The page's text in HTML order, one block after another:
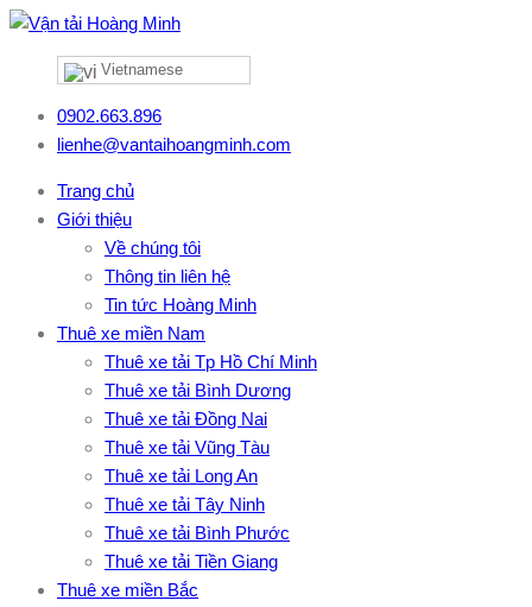
Vietnamese
0902.663.896
lienhe@vantaihoangminh.com
Trang chủ
Giới thiệu
Về chúng tôi
Thông tin liên hệ
Tin tức Hoàng Minh
Thuê xe miền Nam
Thuê xe tải Tp Hồ Chí Minh
Thuê xe tải Bình Dương
Thuê xe tải Đồng Nai
Thuê xe tải Vũng Tàu
Thuê xe tải Long An
Thuê xe tải Tây Ninh
Thuê xe tải Bình Phước
Thuê xe tải Tiền Giang
Thuê xe miền Bắc